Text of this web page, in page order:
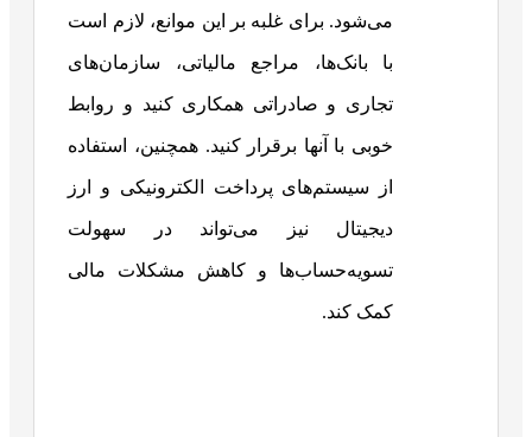
می‌شود. برای غلبه بر این موانع، لازم است
با بانک‌ها، مراجع مالیاتی، سازمان‌های
تجاری و صادراتی همکاری کنید و روابط
خوبی با آنها برقرار کنید. همچنین، استفاده
از سیستم‌های پرداخت الکترونیکی و ارز
دیجیتال نیز می‌تواند در سهولت
تسویه‌حساب‌ها و کاهش مشکلات مالی
کمک کند.